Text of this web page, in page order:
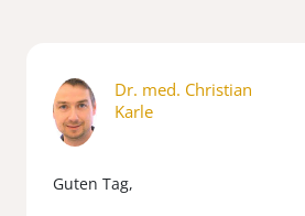
Dr. med. Christian
Karle
Guten Tag,